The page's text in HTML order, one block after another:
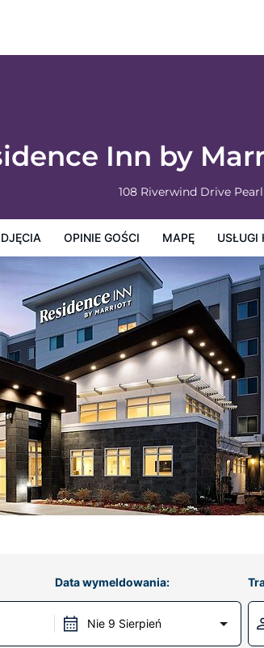
Inn by
108 Riverwind Drive Pearl
OPINIE GOŚCI MAPĘ USŁUGI
Jackson Airport/Pearl
Data wymeldowania:
Nie 9 Sierpień